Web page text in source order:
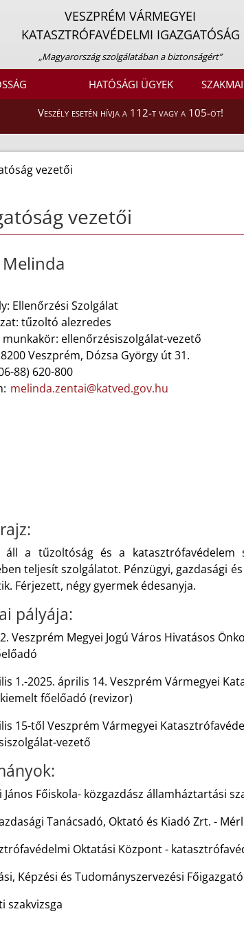
VESZPRÉM VÁRMEGYEI
KATASZTRÓFAVÉDELMI IGAZGATÓSÁG
„Magyarország szolgálatában a biztonságért”
HATÓSÁGI ÜGYEK
Veszély esetén hívja a 112-t vagy a 105-öt!
vezetői
vezetői
Ellenőrzési Szolgálat
tűzoltó alezredes
munkakör: ellenőrzésiszolgálat-vezető
Veszprém, Dózsa György út 31.
88) 620-800
melinda.zentai@katved.gov.hu
áll a tűzoltóság és a katasztrófavédelem
teljesít szolgálatot. Pénzügyi, gazdasági
Férjezett, négy gyermek édesanyja.
pályája:
Veszprém Megyei Jogú Város Hivatásos
1.-2025. április 14. Veszprém Vármegyei
főelőadó (revizor)
15-től Veszprém Vármegyei
vezető
János Főiskola- közgazdász államháztartási
Tanácsadó, Oktató és Kiadó Zrt. -
Oktatási Központ -
Képzési és Tudományszervezési
szakvizsga